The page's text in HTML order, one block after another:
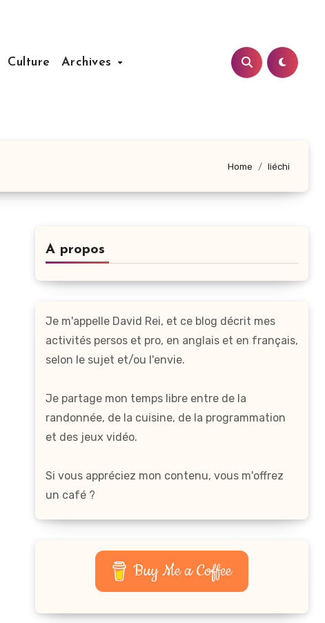
Culture Archives
Home liéchi
A propos
Je m'appelle David Rei, et ce blog décrit mes
activités persos et pro, en anglais et en français,
selon le sujet et/ou l'envie.
Je partage mon temps libre entre de la
randonnée, de la cuisine, de la programmation
et des jeux vidéo.
Si vous appréciez mon contenu, vous m'offrez
un café ?
Buy Me a Coffee